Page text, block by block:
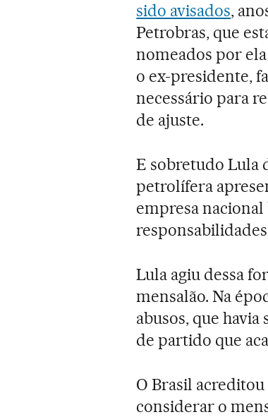
sido avisados,
Petrobras, que
nomeados por
o ex-presidente,
necessário para
de ajuste.
E sobretudo Lula
petrolífera
empresa
Lula agiu dessa
mensalão. Na
abusos, que
de partido que
O Brasil
considerar o